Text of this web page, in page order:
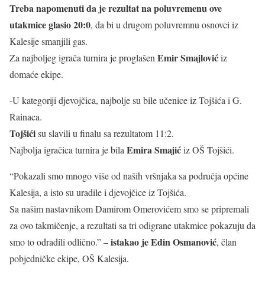
Treba napomenuti da je rezultat na poluvremenu ove
utakmice glasio 20:0, da bi u drugom poluvremnu osnovci iz
Kalesije smanjili gas.
Za najboljeg igrača turnira je proglašen Emir Smajlovićiz
domaće ekipe.
-U kategoriji djevojčica, najbolje su bile učenice iz Tojšića i G.
Rainaca.
Tojšićisu slavili u finalu sa rezultatom 11:2.
Najbolja igračica turnira je bila Emira Smajićiz OŠ Tojšići.
“Pokazali smo mnogo više od naših vršnjaka sa područja općine
Kalesija, a isto su uradile i djevojčice iz Tojšića.
Sa našim nastavnikom Damirom Omerovićem smo se pripremali
za ovo takmičenje, a rezultati sa tri odigrane utakmice pokazuju da
smo to odradili odlično.” –istakao je Edin Osmanović, član
pobjedničke ekipe, OŠ Kalesija.